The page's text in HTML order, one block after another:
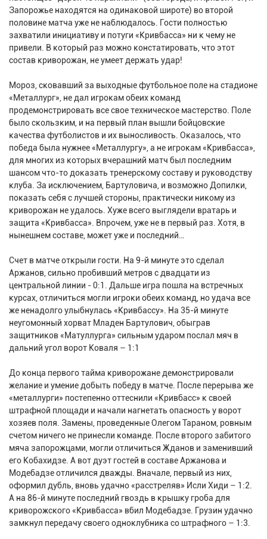
Запорожье находятся на одинаковой широте) во второй
половине матча уже не наблюдалось. Гости полностью
захватили инициативу и потуги «Кривбасса» ни к чему не
привели. В который раз можно констатировать, что этот
состав криворожан, не умеет держать удар!
Мороз, сковавший за выходные футбольное поле на стадионе
«Металлург», не дал игрокам обеих команд
продемонстрировать все свое техническое мастерство. Поле
было скользким, и на первый план вышли бойцовские
качества футболистов и их выносливость. Оказалось, что
победа была нужнее «Металлургу», а не игрокам «Кривбасса»,
для многих из которых вчерашний матч был последним
шансом что-то доказать тренерскому составу и руководству
клуба. За исключением, Бартуловича, и возможно Допилки,
показать себя с лучшей стороны, практически никому из
криворожан не удалось. Хуже всего выглядели вратарь и
защита «Кривбасса». Впрочем, уже не в первый раз. Хотя, в
нынешнем составе, может уже и последний…
Счет в матче открыли гости. На 9-й минуте это сделал
Аржанов, сильно пробивший метров с двадцати из
центральной линии - 0:1. Дальше игра пошла на встречных
курсах, отличиться могли игроки обеих команд, но удача все
же ненадолго улыбнулась «Кривбассу». На 35-й минуте
неугомонный хорват Младен Бартулович, обыграв
защитников «Матуллурга» сильным ударом послал мяч в
дальний угол ворот Коваля – 1:1
До конца первого тайма криворожане демонстрировали
желание и умение добыть победу в матче. После перерыва же
«металлурги» постепенно оттеснили «Кривбасс» к своей
штрафной площади и начали нагнетать опасность у ворот
хозяев поля. Замены, проведенные Олегом Тараном, ровным
счетом ничего не принесли команде. После второго забитого
мяча запорожцами, могли отличиться Жданов и заменивший
его Кобахидзе. А вот дуэт гостей в составе Аржанова и
Модебадзе отличился дважды. Вначале, первый из них,
оформил дубль, вновь удачно «расстреляв» Исли Хиди – 1:2.
А на 86-й минуте последний гвоздь в крышку гроба для
криворожского «Кривбасса» вбил Модебадзе. Грузин удачно
замкнул передачу своего одноклубника со штрафного – 1:3.